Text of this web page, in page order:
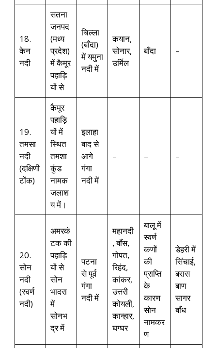
18.
केन
नदी
सतना
जनपद
(मध्य
प्रदेश)
में कैमूर
पहाड़ि
यों से
चिल्ला
(बाँदा)
में यमुना
नदी में
कयान,
सोनार,
उर्मिल
बाँदा –
19.
तमसा
नदी
(दक्षिणी
टोंक)
कैमूर
पहाड़ि
यों में
स्थित
तमशा
कुंड
नामक
जलाश
य में।
इलाहा
बाद से
आगे
गंगा
नदी में
– – –
20.
सोन
नदी
(स्वर्ण
नदी)
अमरकं
टक की
पहाड़ि
यों से
सोन
भादरा
में
सोनभ
द्र में
पटना
से पूर्व
गंगा
नदी में
महानदी
, बाँस,
गोपत,
रिहंद,
कांकर,
उत्तरी
कोयली,
कान्हार,
घग्घर
बालू में
स्वर्ण
कणों
की
प्राप्ति
के
कारण
सोन
नामकर
ण
डेहरी में
सिंचाई,
बरास
बाण
सागर
बाँध